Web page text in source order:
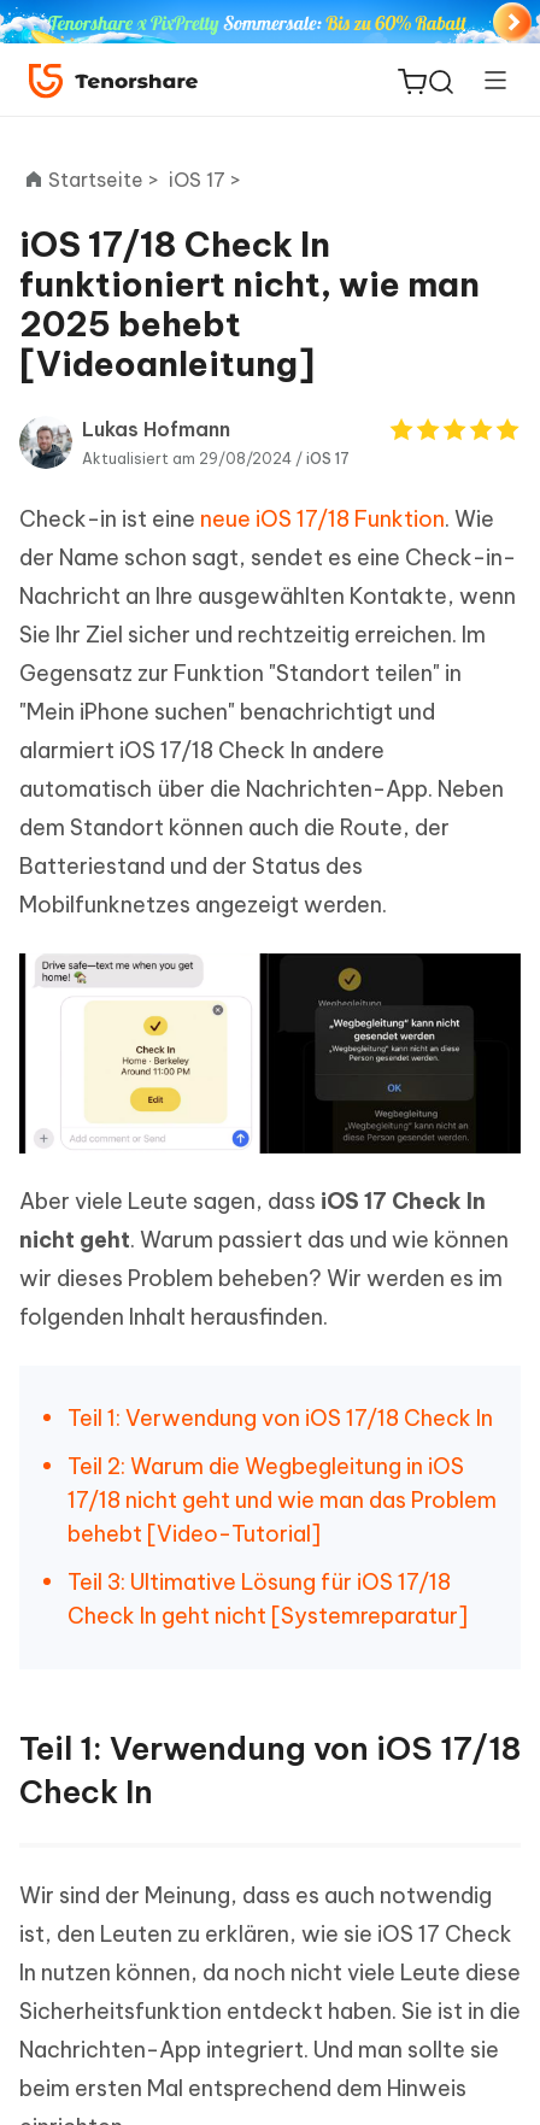
ReiBoot
for iOS
PDNob
Editor
Neu
Startseite > iOS 17 >
iOS 17/18 Check In
funktioniert nicht, wie man
2025 behebt
[Videoanleitung]
Lukas Hofmann
Aktualisiert am 29/08/2024 / iOS 17
Check-in ist eine neue iOS 17/18 Funktion. Wie
der Name schon sagt, sendet es eine Check-in-
Nachricht an Ihre ausgewählten Kontakte, wenn
Sie Ihr Ziel sicher und rechtzeitig erreichen. Im
Gegensatz zur Funktion "Standort teilen" in
"Mein iPhone suchen" benachrichtigt und
alarmiert iOS 17/18 Check In andere
automatisch über die Nachrichten-App. Neben
dem Standort können auch die Route, der
Batteriestand und der Status des
Mobilfunknetzes angezeigt werden.
Aber viele Leute sagen, dass iOS 17 Check In
nicht geht. Warum passiert das und wie können
wir dieses Problem beheben? Wir werden es im
folgenden Inhalt herausfinden.
Teil 1: Verwendung von iOS 17/18 Check In
Teil 2: Warum die Wegbegleitung in iOS
17/18 nicht geht und wie man das Problem
behebt [Video-Tutorial]
Teil 3: Ultimative Lösung für iOS 17/18
Check In geht nicht [Systemreparatur]
Teil 1: Verwendung von iOS 17/18
Check In
Wir sind der Meinung, dass es auch notwendig
ist, den Leuten zu erklären, wie sie iOS 17 Check
In nutzen können, da noch nicht viele Leute diese
Sicherheitsfunktion entdeckt haben. Sie ist in die
Nachrichten-App integriert. Und man sollte sie
beim ersten Mal entsprechend dem Hinweis